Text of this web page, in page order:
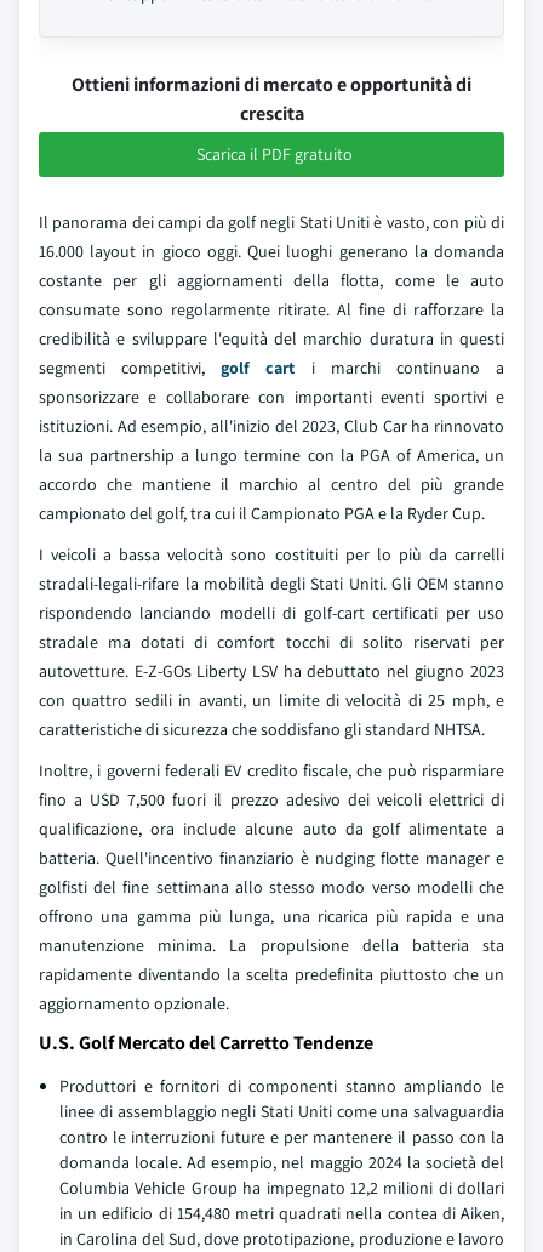
Ottieni informazioni di mercato e opportunità di
crescita
Scarica il PDF gratuito
Il panorama dei campi da golf negli Stati Uniti è vasto, con più di
16.000 layout in gioco oggi. Quei luoghi generano la domanda
costante per gli aggiornamenti della flotta, come le auto
consumate sono regolarmente ritirate. Al fine di rafforzare la
credibilità e sviluppare l'equità del marchio duratura in questi
segmenti competitivi,golf cart i marchi continuano a
sponsorizzare e collaborare con importanti eventi sportivi e
istituzioni. Ad esempio, all'inizio del 2023, Club Car ha rinnovato
la sua partnership a lungo termine con la PGA of America, un
accordo che mantiene il marchio al centro del più grande
campionato del golf, tra cui il Campionato PGA e la Ryder Cup.
I veicoli a bassa velocità sono costituiti per lo più da carrelli
stradali-legali-rifare la mobilità degli Stati Uniti. Gli OEM stanno
rispondendo lanciando modelli di golf-cart certificati per uso
stradale ma dotati di comfort tocchi di solito riservati per
autovetture. E-Z-GOs Liberty LSV ha debuttato nel giugno 2023
con quattro sedili in avanti, un limite di velocità di 25 mph, e
caratteristiche di sicurezza che soddisfano gli standard NHTSA.
Inoltre, i governi federali EV credito fiscale, che può risparmiare
fino a USD 7,500 fuori il prezzo adesivo dei veicoli elettrici di
qualificazione, ora include alcune auto da golf alimentate a
batteria. Quell'incentivo finanziario è nudging flotte manager e
golfisti del fine settimana allo stesso modo verso modelli che
offrono una gamma più lunga, una ricarica più rapida e una
manutenzione minima. La propulsione della batteria sta
rapidamente diventando la scelta predefinita piuttosto che un
aggiornamento opzionale.
U.S. Golf Mercato del Carretto Tendenze
Produttori e fornitori di componenti stanno ampliando le
linee di assemblaggio negli Stati Uniti come una salvaguardia
contro le interruzioni future e per mantenere il passo con la
domanda locale. Ad esempio, nel maggio 2024 la società del
Columbia Vehicle Group ha impegnato 12,2 milioni di dollari
in un edificio di 154,480 metri quadrati nella contea di Aiken,
in Carolina del Sud, dove prototipazione, produzione e lavoro